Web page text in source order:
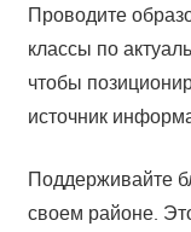
Проводите
классы по
чтобы
источник
Поддерживайте
своем районе.